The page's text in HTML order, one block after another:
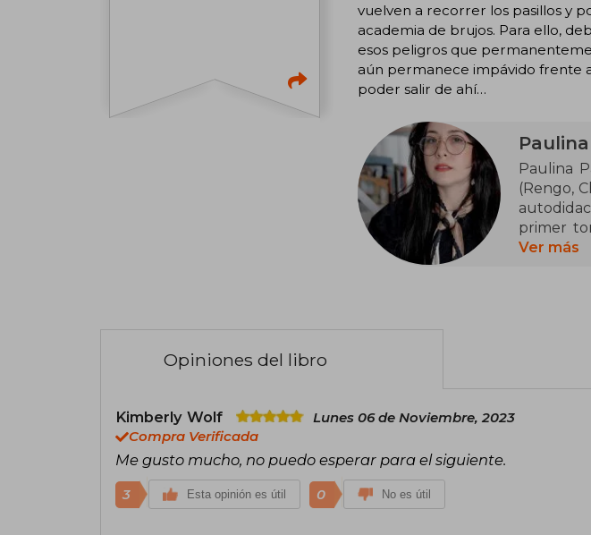
vuelven a recorrer los pasillos y
academia de brujos. Para ello,
esos peligros que
aún permanece impávido frente
poder salir de ahí…
Paulina
(Rengo,
primer
Cyrilla y
además
Ver más
Opiniones del libro
Kimberly Wolf
Lunes 06 de Noviembre, 2023
Compra Verificada
Me gusto mucho, no puedo esperar para el siguiente.
3 Esta opinión es útil 0 No es útil